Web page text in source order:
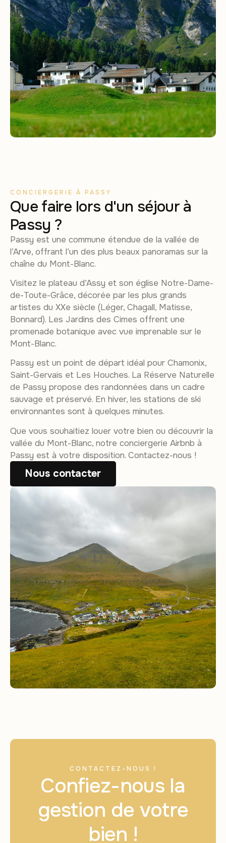
CONCIERGERIE À PASSY
Que faire lors d'un séjour à
Passy ?
Passy est une commune étendue de la vallée de
l’Arve, offrant l’un des plus beaux panoramas sur la
chaîne du Mont-Blanc.
Visitez le plateau d’Assy et son église Notre-Dame-
de-Toute-Grâce, décorée par les plus grands
artistes du XXe siècle (Léger, Chagall, Matisse,
Bonnard). Les Jardins des Cimes offrent une
promenade botanique avec vue imprenable sur le
Mont-Blanc.
Passy est un point de départ idéal pour Chamonix,
Saint-Gervais et Les Houches. La Réserve Naturelle
de Passy propose des randonnées dans un cadre
sauvage et préservé. En hiver, les stations de ski
environnantes sont à quelques minutes.
Que vous souhaitiez louer votre bien ou découvrir la
vallée du Mont-Blanc, notre conciergerie Airbnb à
Passy est à votre disposition. Contactez-nous !
Nous contacter
CONTACTEZ-NOUS !
Confiez-nous la
gestion de votre
bien !